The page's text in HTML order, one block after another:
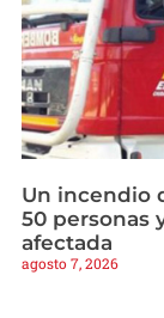
Un incendio
50 personas
afectada
agosto 7, 2026